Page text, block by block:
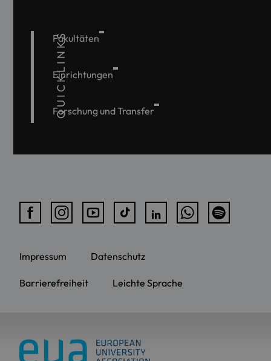
QUICKLINKS
Fakultäten
Einrichtungen
Forschung und Transfer
Impressum Datenschutz
Barrierefreiheit Leichte Sprache